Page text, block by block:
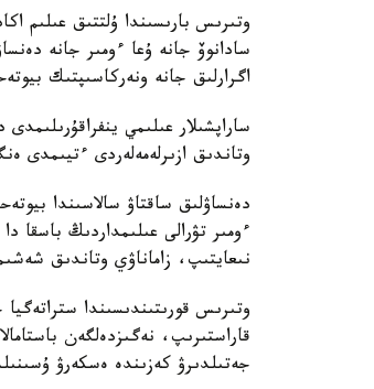
وتىرىس بارىسىندا ۇلتتىق عىلىم
سادانوۆ جانە ۇعا ءومىر جانە
اگرارلىق جانە ونەركاسىپتىك
ساراپشىلار عىلىمي ينفراقۇرىلىمدى
وتاندىق ازىرلەمەلەردى ءتيىمدى
دەنساۋلىق ساقتاۋ سالاسىندا
ءومىر تۋرالى عىلىمداردىڭ باسقا
نىعايتىپ، زاماناۋي وتاندىق
وتىرىس قورىتىندىسىندا
قاراستىرىپ، نەگىزدەلگەن
جەتىلدىرۋ كەزىندە ەسكەرۋ